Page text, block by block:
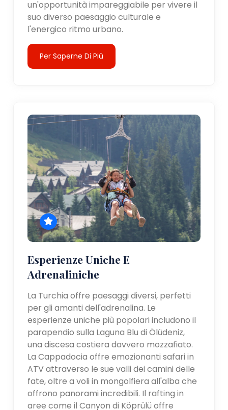
un'opportunità impareggiabile per vivere il
suo diverso paesaggio culturale e
l'energico ritmo urbano.
Per Saperne Di Più
Esperienze Uniche E
Adrenaliniche
La Turchia offre paesaggi diversi, perfetti
per gli amanti dell'adrenalina. Le
esperienze uniche più popolari includono il
parapendio sulla Laguna Blu di Ölüdeniz,
una discesa costiera davvero mozzafiato.
La Cappadocia offre emozionanti safari in
ATV attraverso le sue valli dei camini delle
fate, oltre a voli in mongolfiera all'alba che
offrono panorami incredibili. Il rafting in
aree come il Canyon di Köprülü offre